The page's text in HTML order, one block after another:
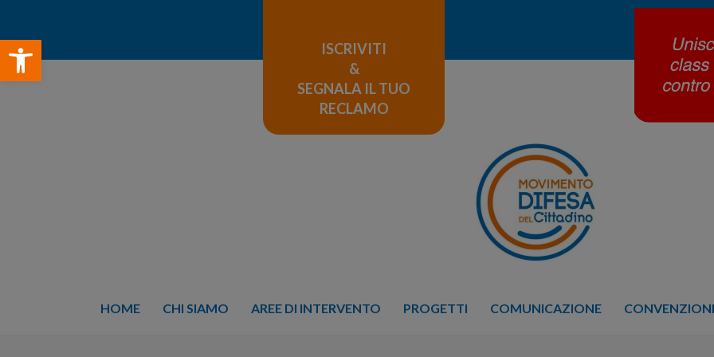
Open toolbar
ISCRIVITI
&
SEGNALA IL TUO
RECLAMO
HOME CHI SIAMO AREE DI INTERVENTO PROGETTI COMUNICAZIONE